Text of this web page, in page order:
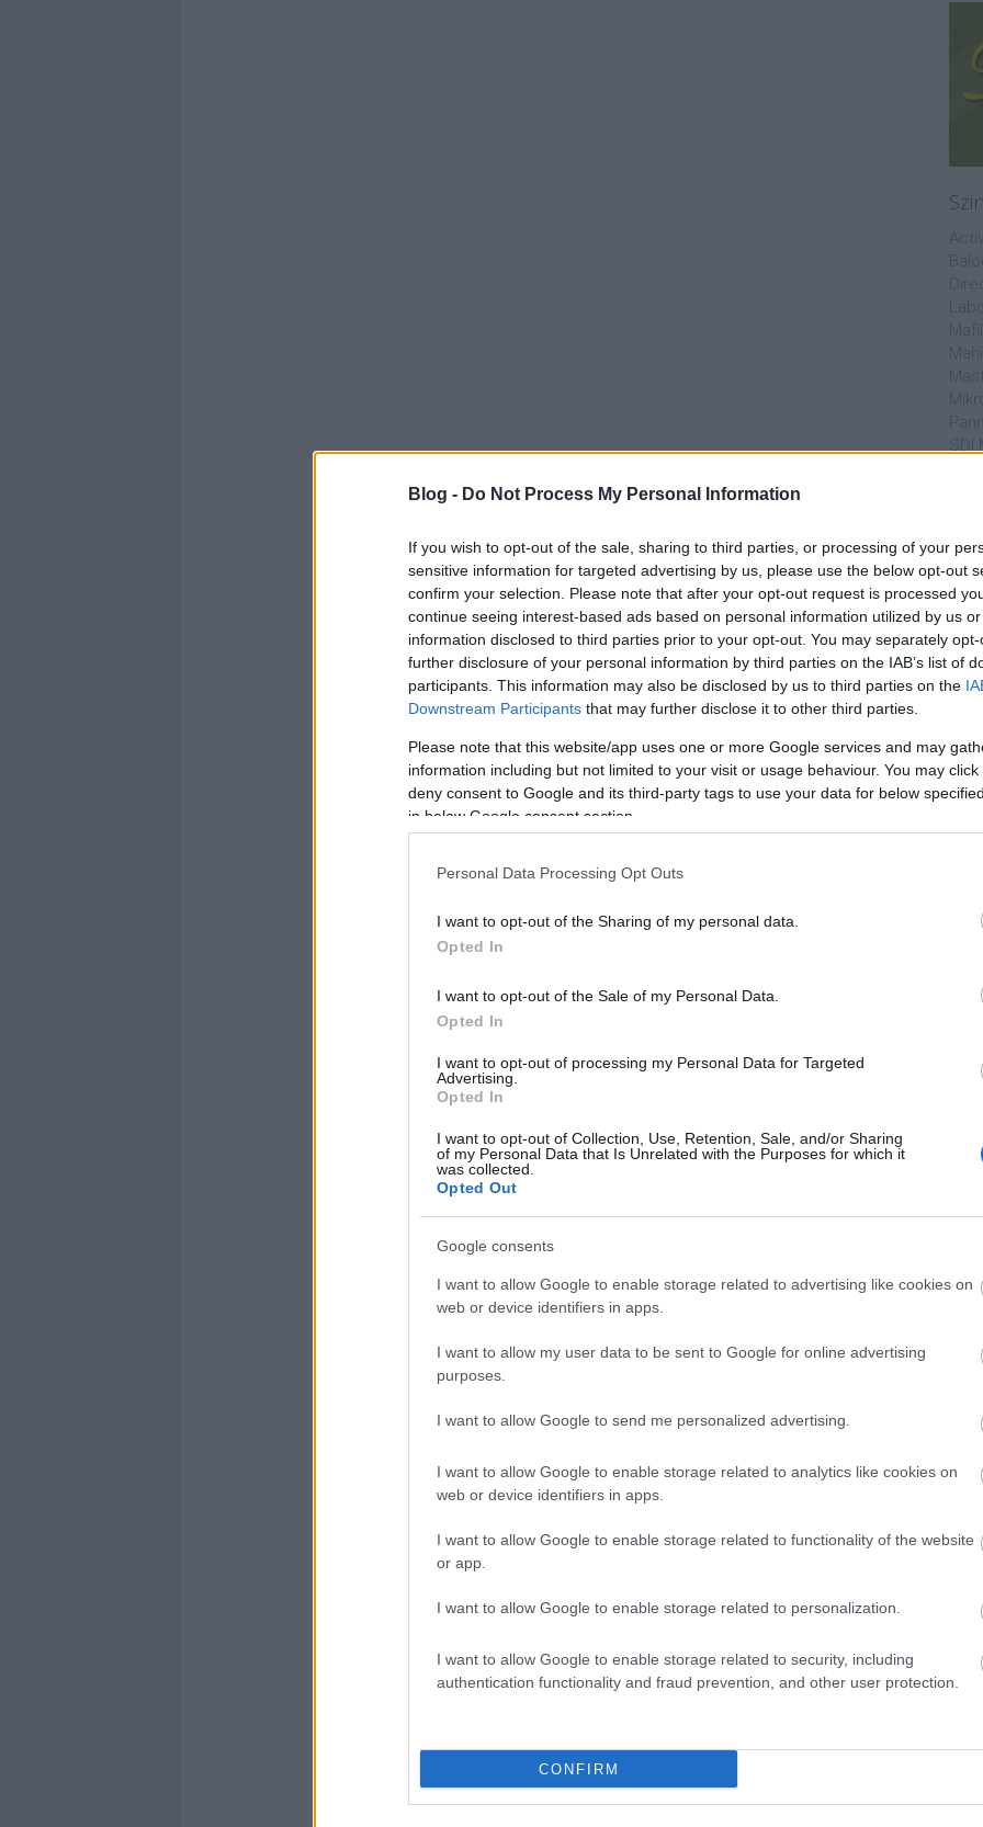
Blog - Do Not Process My Personal Information
If you wish to opt-out of the sale, sharing to third parties, or processing of your
sensitive information for targeted advertising by us, please use the below opt-out
confirm your selection. Please note that after your opt-out request is processed
continue seeing interest-based ads based on personal information utilized by us
information disclosed to third parties prior to your opt-out. You may separately
further disclosure of your personal information by third parties on the IAB’s list of
participants. This information may also be disclosed by us to third parties on the
Downstream Participants that may further disclose it to other third parties.
Please note that this website/app uses one or more Google services and may
information including but not limited to your visit or usage behaviour. You may
deny consent to Google and its third-party tags to use your data for below
in below Google consent section.
Personal Data Processing Opt Outs
I want to opt-out of the Sharing of my personal data.
Opted In
I want to opt-out of the Sale of my Personal Data.
Opted In
I want to opt-out of processing my Personal Data for Targeted
Advertising.
Opted In
I want to opt-out of Collection, Use, Retention, Sale, and/or Sharing
of my Personal Data that Is Unrelated with the Purposes for which it
was collected.
Opted Out
Google consents
I want to allow Google to enable storage related to advertising like cookies on
web or device identifiers in apps.
I want to allow my user data to be sent to Google for online advertising
purposes.
I want to allow Google to send me personalized advertising.
I want to allow Google to enable storage related to analytics like cookies on
web or device identifiers in apps.
I want to allow Google to enable storage related to functionality of the website
or app.
I want to allow Google to enable storage related to personalization.
I want to allow Google to enable storage related to security, including
authentication functionality and fraud prevention, and other user protection.
CONFIRM
SDI
AMC
A
A
játék
M4